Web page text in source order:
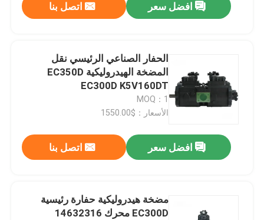
افضل سعر اتصل بنا
الحفار الصناعي الرئيسي نقل
المضخة الهيدروليكية EC350D
EC300D K5V160DT
MOQ：1
الأسعار：$1550.00
افضل سعر اتصل بنا
مضخة هيدروليكية حفارة رئيسية
EC300D محرك 14632316